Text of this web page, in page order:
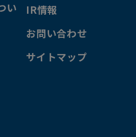
い
IR情報
お問い合わせ
サイトマップ